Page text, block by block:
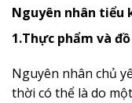
Nguyên nhân
1.Thực phẩm và
Nguyên nhân chủ
thời có thể là do